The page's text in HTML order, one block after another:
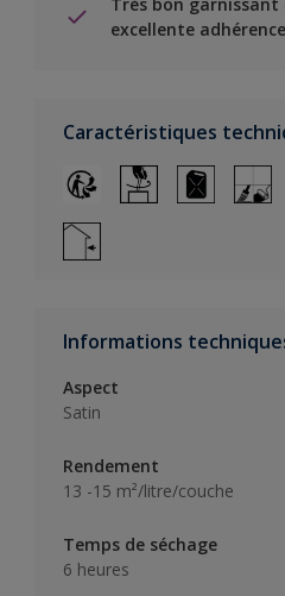
excellente adhérence
Caractéristiques
Informations
Aspect
Satin
Rendement
13 -15 m²/litre/couche
Temps de séchage
6 heures